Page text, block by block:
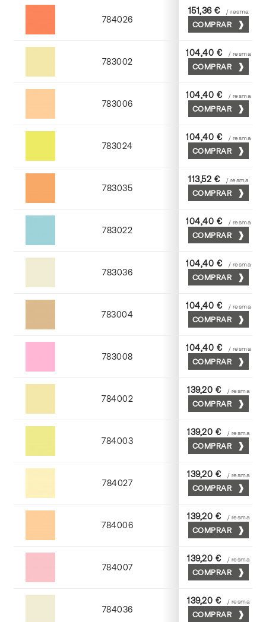
784026
Palosanto
151,36 € / resma
COMPRAR
783002
Crema
104,40 € / resma
COMPRAR
783006
Abricot
104,40 € / resma
COMPRAR
783024
Cromo
104,40 € / resma
COMPRAR
783035
Chamoix
113,52 € / resma
COMPRAR
783022
Turquesa
104,40 € / resma
COMPRAR
783036
Gris perla
104,40 € / resma
COMPRAR
783004
Moka
104,40 € / resma
COMPRAR
783008
Coral
104,40 € / resma
COMPRAR
784002
Crema
139,20 € / resma
COMPRAR
784003
Amarillo
139,20 € / resma
COMPRAR
784027
Tostado
139,20 € / resma
COMPRAR
784006
Abricot
139,20 € / resma
COMPRAR
784007
Rosa
139,20 € / resma
COMPRAR
784036
Gris perla
139,20 € / resma
COMPRAR